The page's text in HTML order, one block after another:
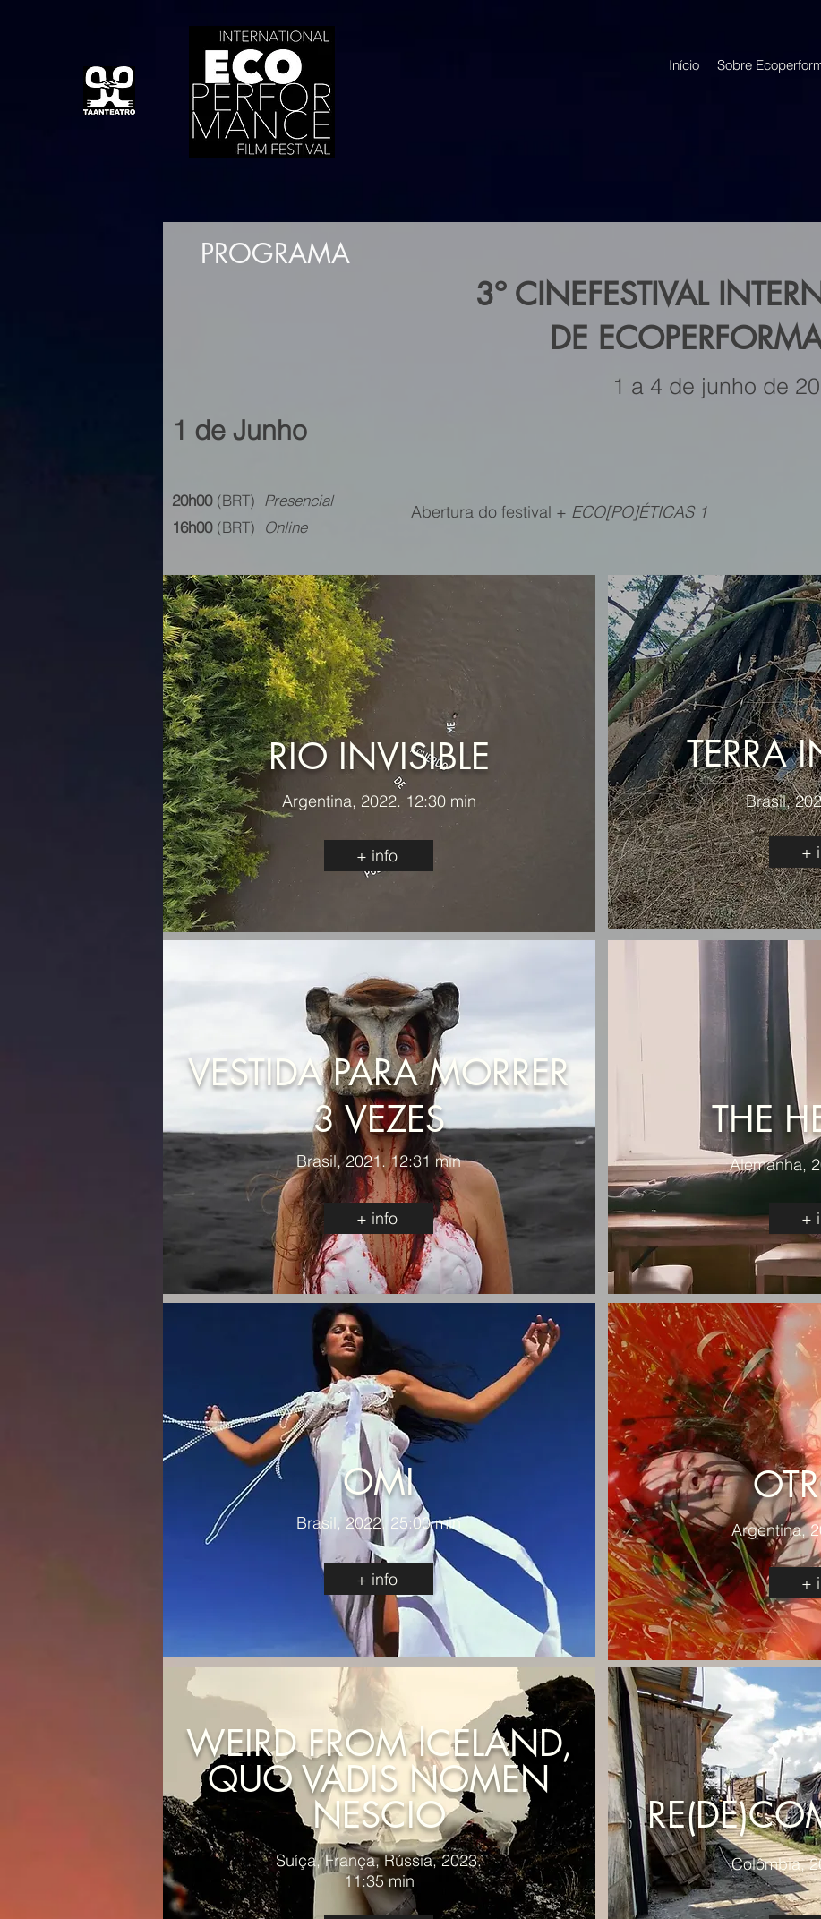
Início Sobre
PROGRAMA
3º CINEFESTIVAL
DE
1 a 4 de junho de
1 de Junho
20h00 (BRT) Presencial
16h00(BRT) Online
Abertura do festival + ECO[PO]ÉTICAS 1
RIO INVISIBLE
Argentina, 2022. 12:30 min
+ info
TERRA
Brasil,
+
VESTIDA PARA MORRER
3 VEZES
Brasil, 2021. 12:31 min
+ info
THE
Alemanha,
+
OMI
Brasil, 2022. 25:00 min
+ info
Argentina,
+
WEIRD FROM lCELAND,
QUO VADIS NOMEN
NESCIO
Suíça, França, Rússia, 2023.
11:35 min
Colômbia,